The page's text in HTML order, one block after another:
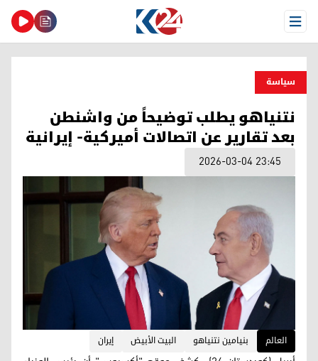
Open Menu
سیاسة
نتنياهو يطلب توضيحاً من واشنطن
بعد تقارير عن اتصالات أميركية- إيرانية
2026-03-04 23:45
العالم بنيامين نتنياهو البيت الأبيض إيران